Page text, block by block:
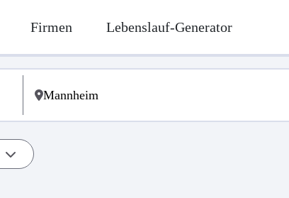
Firmen Lebenslauf-Generator